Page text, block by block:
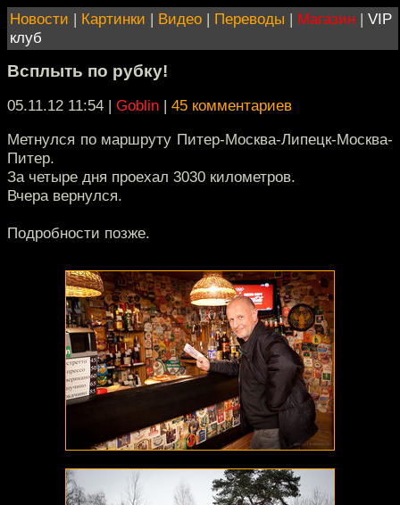
Новости | Картинки | Видео | Переводы | Магазин | VIP
клуб
Всплыть по рубку!
05.11.12 11:54 | Goblin | 45 комментариев
Метнулся по маршруту Питер-Москва-Липецк-Москва-
Питер.
За четыре дня проехал 3030 километров.
Вчера вернулся.
Подробности позже.